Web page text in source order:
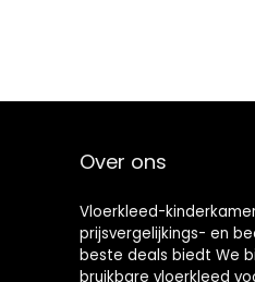
Over ons
Vloerkleed-
prijsvergelijkings- en
beste deals biedt We
bruikbare vloerkleed